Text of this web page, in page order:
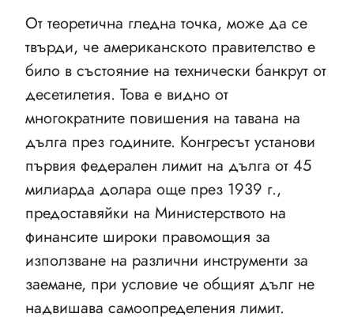
От теоретична гледна точка, може да се
твърди, че американското правителство е
било в състояние на технически банкрут от
десетилетия. Това е видно от
многократните повишения на тавана на
дълга през годините. Конгресът установи
първия федерален лимит на дълга от 45
милиарда долара още през 1939 г.,
предоставяйки на Министерството на
финансите широки правомощия за
използване на различни инструменти за
заемане, при условие че общият дълг не
надвишава самоопределения лимит.